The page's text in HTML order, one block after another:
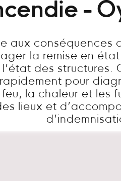
-
aux conséquences
la remise en
des structures.
pour
la chaleur et les
lieux et